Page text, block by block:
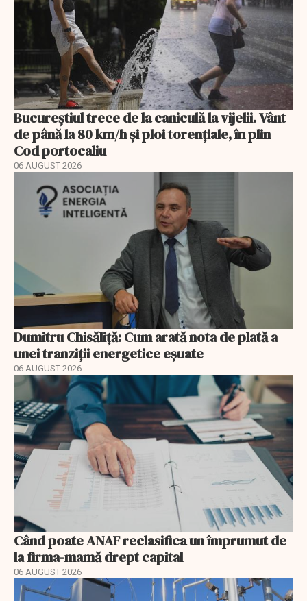
Bucureștiul trece de la caniculă la vijelii. Vânt
de până la 80 km/h și ploi torențiale, în plin
Cod portocaliu
06 AUGUST 2026
Dumitru Chisăliță: Cum arată nota de plată a
unei tranziții energetice eșuate
06 AUGUST 2026
Când poate ANAF reclasifica un împrumut de
la firma-mamă drept capital
06 AUGUST 2026